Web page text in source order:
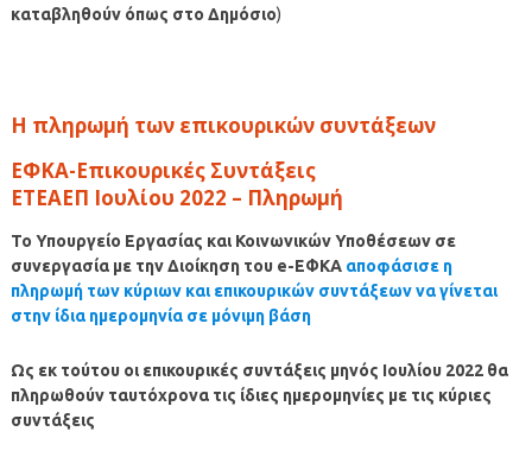
καταβληθούν όπως στο Δημόσιο)
Η πληρωμή των επικουρικών συντάξεων
ΕΦΚΑ-Επικουρικές Συντάξεις
ΕΤΕΑΕΠ Ιουλίου 2022 – Πληρωμή
Το Υπουργείο Εργασίας και Κοινωνικών Υποθέσεων σε
συνεργασία με την Διοίκηση του e-ΕΦΚΑ αποφάσισε η
πληρωμή των κύριων και επικουρικών συντάξεων να γίνεται
στην ίδια ημερομηνία σε μόνιμη βάση
Ως εκ τούτου οι επικουρικές συντάξεις μηνός Ιουλίου2022 θα
πληρωθούν ταυτόχρονα τις ίδιες ημερομηνίες με τις κύριες
συντάξεις